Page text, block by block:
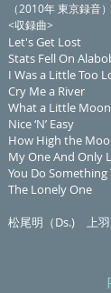
（2010年 東京録音）
<収録曲>
Let's Get Lost
Stats Fell On
I Was a Little Too
Cry Me a River
What a Little
Nice ‘N’ Easy
How High the
My One And Only
You Do
The Lonely One
松尾明（Ds.) 上